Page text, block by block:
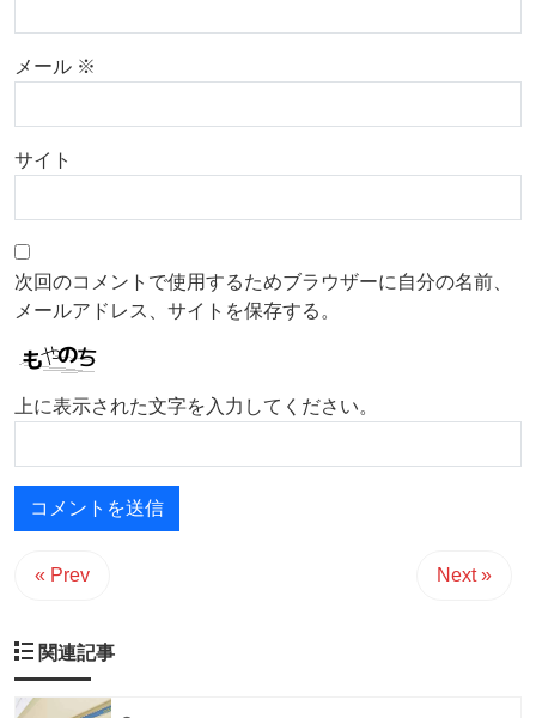
メール ※
サイト
次回のコメントで使用するためブラウザーに自分の名前、
メールアドレス、サイトを保存する。
上に表示された文字を入力してください。
« Prev Next »
関連記事